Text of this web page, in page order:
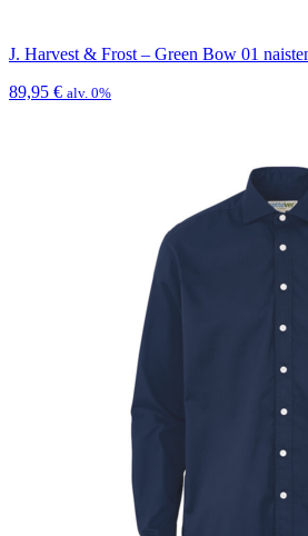
J. Harvest & Frost – Green Bow 01
89,95 € alv. 0%